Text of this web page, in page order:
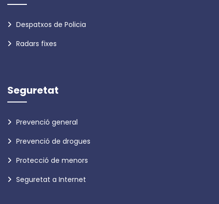
Despatxos de Policia
Radars fixes
Seguretat
Prevenció general
Prevenció de drogues
Protecció de menors
Seguretat a Internet